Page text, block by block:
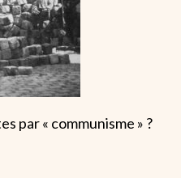
par « communisme » ?